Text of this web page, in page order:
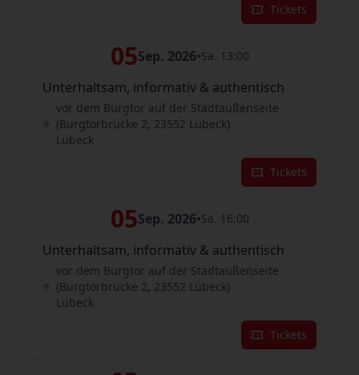
Tickets
05Sep. 2026•Sa. 13:00
Unterhaltsam, informativ & authentisch
vor dem Burgtor auf der Stadtaußenseite
(Burgtorbrücke 2, 23552 Lübeck)
Lübeck
Tickets
05Sep. 2026•Sa. 16:00
Unterhaltsam, informativ & authentisch
vor dem Burgtor auf der Stadtaußenseite
(Burgtorbrücke 2, 23552 Lübeck)
Lübeck
Tickets